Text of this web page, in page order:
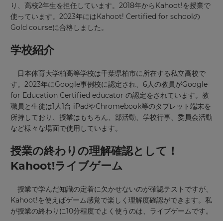
り、高校2年生を担任しています。2018年からKahoot!を授業で
使っています。2023年にはKahoot! Certified for schoolの
Gold courseに合格しました。
学校紹介
日本体育大学柏高等学校は千葉県柏市に所在する私立高校で
す。2023年にGoogle事例校に認定され、6人の教員がGoogle
for Education Certified educator の認定をされています。 教
職員と生徒は1人1台 iPadやChromebook等のタブレット端末を
所持しており、授業はもちろん、部活動、学校行事、委員会活動
など様々な場面で使用しています。
授業の終わりの理解確認として！
Kahoot!ライブゲーム
授業で学んだ知識の定着に欠かせないのが確認テストですが、
Kahoot!を使えばゲーム感覚で楽しく理解度確認ができます。私
が授業の終わりに10分程度でよく使うのは、ライブゲームです。